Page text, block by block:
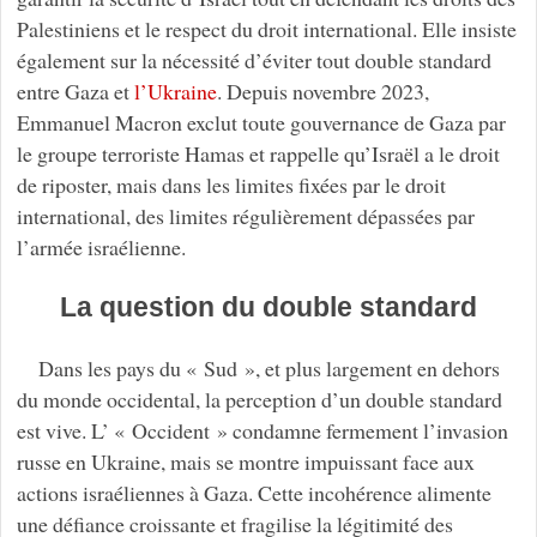
Palestiniens et le respect du droit international. Elle insiste
également sur la nécessité d’éviter tout double standard
entre Gaza etl’Ukraine. Depuis novembre 2023,
Emmanuel Macron exclut toute gouvernance de Gaza par
le groupe terroriste Hamas et rappelle qu’Israël a le droit
de riposter, mais dans les limites fixées par le droit
international, des limites régulièrement dépassées par
l’armée israélienne.
La question du double standard
Dans les pays du « Sud », et plus largement en dehors
du monde occidental, la perception d’un double standard
est vive. L’ « Occident » condamne fermement l’invasion
russe en Ukraine, mais se montre impuissant face aux
actions israéliennes à Gaza. Cette incohérence alimente
une défiance croissante et fragilise la légitimité des